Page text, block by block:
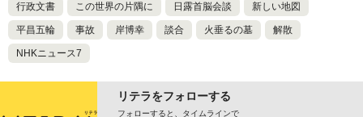
行政文書 この世界の片隅に 日露首脳会談 新しい地図
平昌五輪 事故 岸博幸 談合 火垂るの墓 解散
NHKニュース7
リテラをフォローする
フォローすると、タイムラインで